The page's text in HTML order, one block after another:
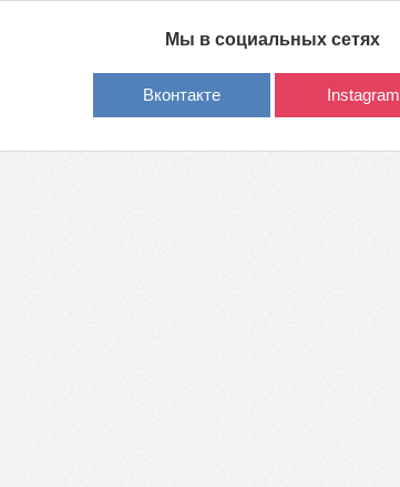
Мы в социальных сетях
Вконтакте Instagram